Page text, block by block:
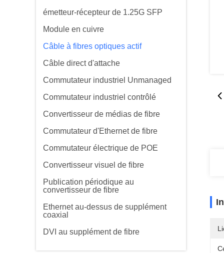
émetteur-récepteur de 1.25G SFP
Module en cuivre
Câble à fibres optiques actif
Câble direct d'attache
Commutateur industriel Unmanaged
Commutateur industriel contrôlé
Convertisseur de médias de fibre
Commutateur d'Ethernet de fibre
Commutateur électrique de POE
Convertisseur visuel de fibre
Publication périodique au
convertisseur de fibre
Ethernet au-dessus de supplément
coaxial
DVI au supplément de fibre